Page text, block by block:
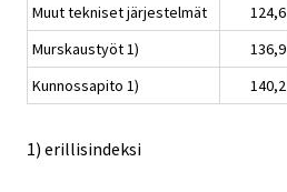
Muut tekniset järjestelmät
124,6
Murskaustyöt 1)
136,9
Kunnossapito 1)
140,2
1) erillisindeksi